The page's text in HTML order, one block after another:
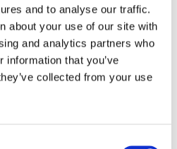
and to analyse our traffic.
about your use of our site with
and analytics partners who
information that you’ve
collected from your use